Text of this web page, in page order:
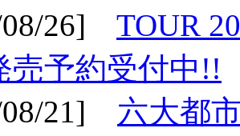
08/26] TOUR
売予約受付中!!
08/21] 六大都